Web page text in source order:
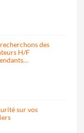
des
H/F
sur vos